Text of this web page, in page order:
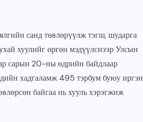
санд төвлөрүүлж тэгш, шударга
хуулийг өргөн мэдүүлснээр Улсын
сарын 20-ны өдрийн байдлаар
хадгаламж 495 тэрбум буюу иргэн
байгаа нь хууль хэрэгжиж